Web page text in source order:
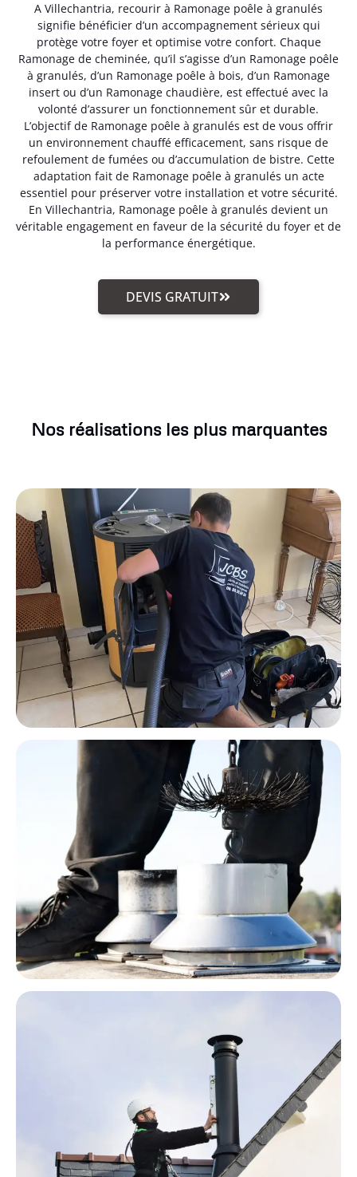
A Villechantria, recourir à Ramonage poêle à granulés
signifie bénéficier d’un accompagnement sérieux qui
protège votre foyer et optimise votre confort. Chaque
Ramonage de cheminée, qu’il s’agisse d’un Ramonage poêle
à granulés, d’un Ramonage poêle à bois, d’un Ramonage
insert ou d’un Ramonage chaudière, est effectué avec la
volonté d’assurer un fonctionnement sûr et durable.
L’objectif de Ramonage poêle à granulés est de vous offrir
un environnement chauffé efficacement, sans risque de
refoulement de fumées ou d’accumulation de bistre. Cette
adaptation fait de Ramonage poêle à granulés un acte
essentiel pour préserver votre installation et votre sécurité.
En Villechantria, Ramonage poêle à granulés devient un
véritable engagement en faveur de la sécurité du foyer et de
la performance énergétique.
DEVIS GRATUIT
Nos réalisations les plus marquantes